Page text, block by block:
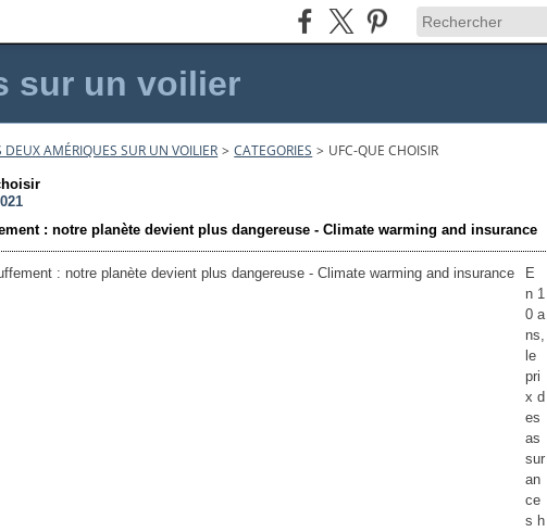
sur un voilier
DEUX AMÉRIQUES SUR UN VOILIER > CATEGORIES > UFC-QUE CHOISIR
: notre planète devient plus dangereuse - Climate warming and insurance
E
n 1
0 a
ns,
le
pri
x d
es
as
sur
an
ce
s h